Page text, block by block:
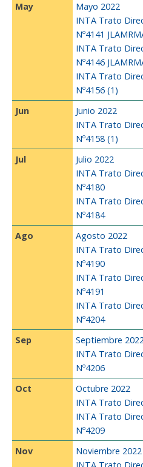
May
Mayo 2022
INTA Trato
Nº4141
INTA Trato
Nº4146
INTA Trato
Nº4156 (1)
Jun
Junio 2022
INTA Trato
Nº4158 (1)
Jul
Julio 2022
INTA Trato
Nº4180
INTA Trato
Nº4184
Ago
Agosto 2022
INTA Trato
Nº4190
INTA Trato
Nº4191
INTA Trato
Nº4204
Sep
Septiembre
INTA Trato
Nº4206
Oct
Octubre 2022
INTA Trato
INTA Trato
Nº4209
Nov
Noviembre 2022